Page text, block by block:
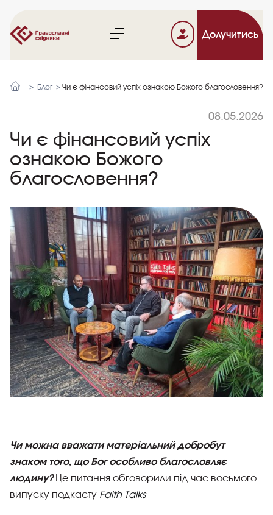
Долучитись
> Блог > Чи є фінансовий успіх ознакою Божого благословення?
08.05.2026
Чи є фінансовий успіх
ознакою Божого
благословення?
Чи можна вважати матеріальний добробут
знаком того, що Бог особливо благословляє
людину?
Це питання обговорили під час восьмого
випуску подкасту Faith Talks